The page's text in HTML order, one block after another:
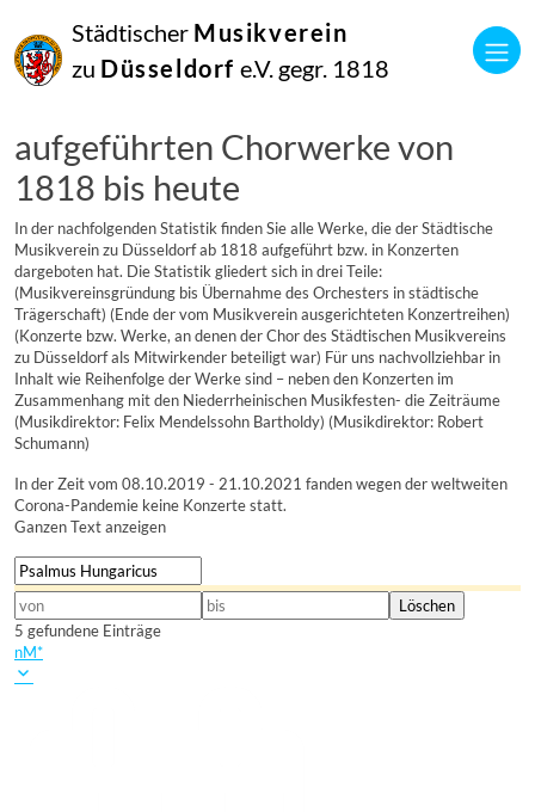
Städtischer Musikverein
zu Düsseldorf e.V. gegr. 1818
Chorwerke
Werkverzeichnis
Ur- & Erstaufführungen
aufgeführten Chorwerke von
1818 bis heute
In der nachfolgenden Statistik finden Sie alle Werke, die der Städtische
Musikverein zu Düsseldorf ab 1818 aufgeführt bzw. in Konzerten
dargeboten hat. Die Statistik gliedert sich in drei Teile:
(Musikvereinsgründung bis Übernahme des Orchesters in städtische
Trägerschaft) (Ende der vom Musikverein ausgerichteten Konzertreihen)
(Konzerte bzw. Werke, an denen der Chor des Städtischen Musikvereins
zu Düsseldorf als Mitwirkender beteiligt war) Für uns nachvollziehbar in
Inhalt wie Reihenfolge der Werke sind – neben den Konzerten im
Zusammenhang mit den Niederrheinischen Musikfesten- die Zeiträume
(Musikdirektor: Felix Mendelssohn Bartholdy) (Musikdirektor: Robert
Schumann)
In der Zeit vom 08.10.2019 - 21.10.2021 fanden wegen der weltweiten
Corona-Pandemie keine Konzerte statt.
Ganzen Text anzeigen
5 gefundene Einträge
nM*